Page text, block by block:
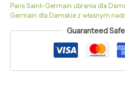
Paris Saint-Germain ubrania dla
Germain dla Damskie z własnym
Guaranteed